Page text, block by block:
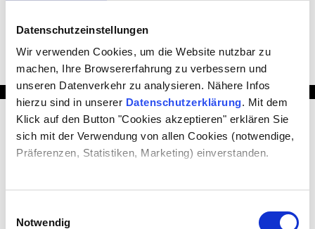
Datenschutzeinstellungen
Wir verwenden Cookies, um die Website nutzbar zu
machen, Ihre Browsererfahrung zu verbessern und
unseren Datenverkehr zu analysieren. Nähere Infos
hierzu sind in unserer Datenschutzerklärung. Mit dem
Klick auf den Button "Cookies akzeptieren" erklären Sie
sich mit der Verwendung von allen Cookies (notwendige,
Präferenzen, Statistiken, Marketing) einverstanden.
Notwendig
stilvolle und wetterfeste Designdiele. […]
PRODUKTE
Kollektionsübersicht der Premium WPC Design Dielen